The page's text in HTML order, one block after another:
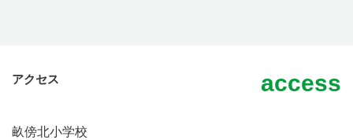
アクセス access
畝傍北小学校